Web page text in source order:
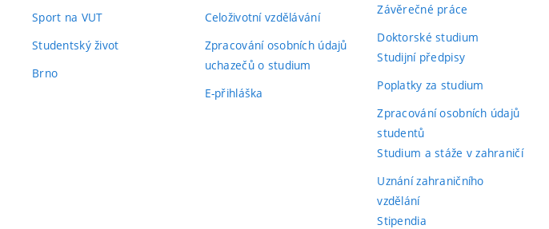
Sport na VUT
Studentský život
Brno
Celoživotní vzdělávání
Zpracování osobních údajů
uchazečů o studium
E-přihláška
Závěrečné práce
Doktorské studium
Studijní předpisy
Poplatky za studium
Zpracování osobních údajů
studentů
Studium a stáže v zahraničí
Uznání zahraničního
vzdělání
Stipendia